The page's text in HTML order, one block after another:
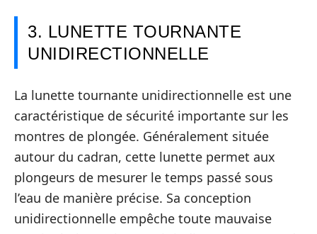
3. LUNETTE TOURNANTE
UNIDIRECTIONNELLE
La lunette tournante unidirectionnelle est une
caractéristique de sécurité importante sur les
montres de plongée. Généralement située
autour du cadran, cette lunette permet aux
plongeurs de mesurer le temps passé sous
l’eau de manière précise. Sa conception
unidirectionnelle empêche toute mauvaise